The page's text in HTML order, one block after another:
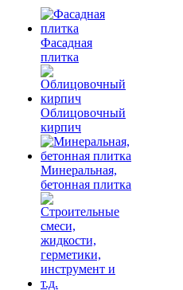
Фасадная
плитка
Облицовочный
кирпич
Минеральная,
бетонная плитка